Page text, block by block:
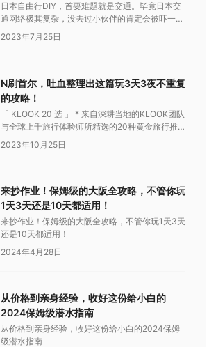
日本自由行DIY，首要难题就是交通。毕竟日本交
通网络极其复杂，没去过小伙伴的肯定会被吓一
跳。那么去日本，到底怎么买交通票券实用又便宜
呢？今天Klook就给你带来图片版日本轨道交通干
2023年7月25日
N刷首尔，吐血整理出这篇玩3天3夜不重复
的攻略！
「 KLOOK 20 选 」 * 来自深耕当地的KLOOK团队
与全球上千旅行体验师所精选的20种黄金旅行推
荐，涵盖景区、乐园、特色体验、一日游及美食，
帮你一站买齐。
2023年10月25日
来抄作业！保姆级的大阪全攻略，不管你玩
1天3天还是10天都适用！
来抄作业！保姆级的大阪全攻略，不管你玩1天3天
还是10天都适用！
2024年4月28日
从价格到亲身经验，收好这份给小白的
2024保姆级潜水指南
从价格到亲身经验，收好这份给小白的2024保姆
级潜水指南